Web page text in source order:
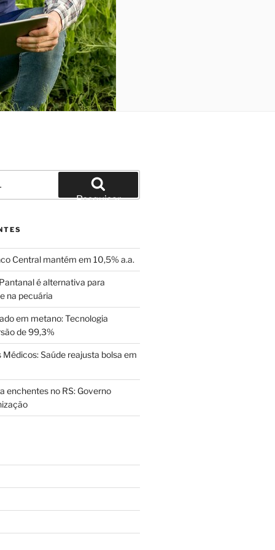
Pesquisar
Central mantém em 10,5% a.a.
é alternativa para
na pecuária
em metano: Tecnologia
de 99,3%
Saúde reajusta bolsa em
enchentes no RS: Governo